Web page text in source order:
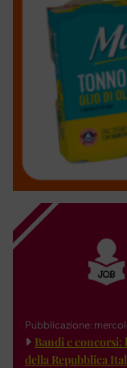
Pubblicazione:
Bandi e
della Repubblica